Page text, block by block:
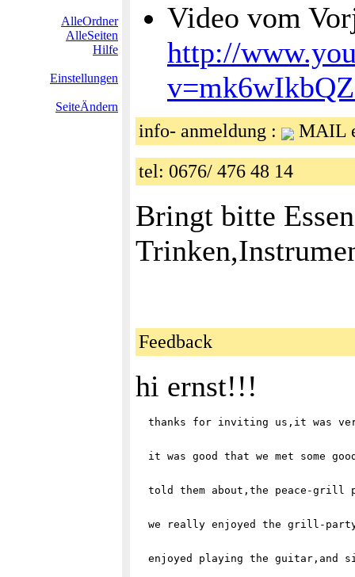
AlleOrdner
AlleSeiten
Hilfe
Einstellungen
SeiteÄndern
Video vom
http://
info- anmeldung :
MAIL
tel: 0676/ 476 48 14
Bringt bitte
Feedback
hi ernst!!!